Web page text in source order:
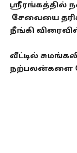
ஸ்ரீரங்கத்தில்
சேவையை
நீங்கி
வீட்டில்
நற்பலன்களை